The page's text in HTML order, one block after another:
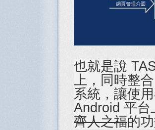
也就是說
上，同時整
系統，讓使
Android 平台
齊人之福的